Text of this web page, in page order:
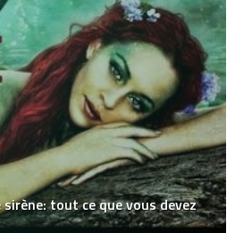
tout ce que vous devez